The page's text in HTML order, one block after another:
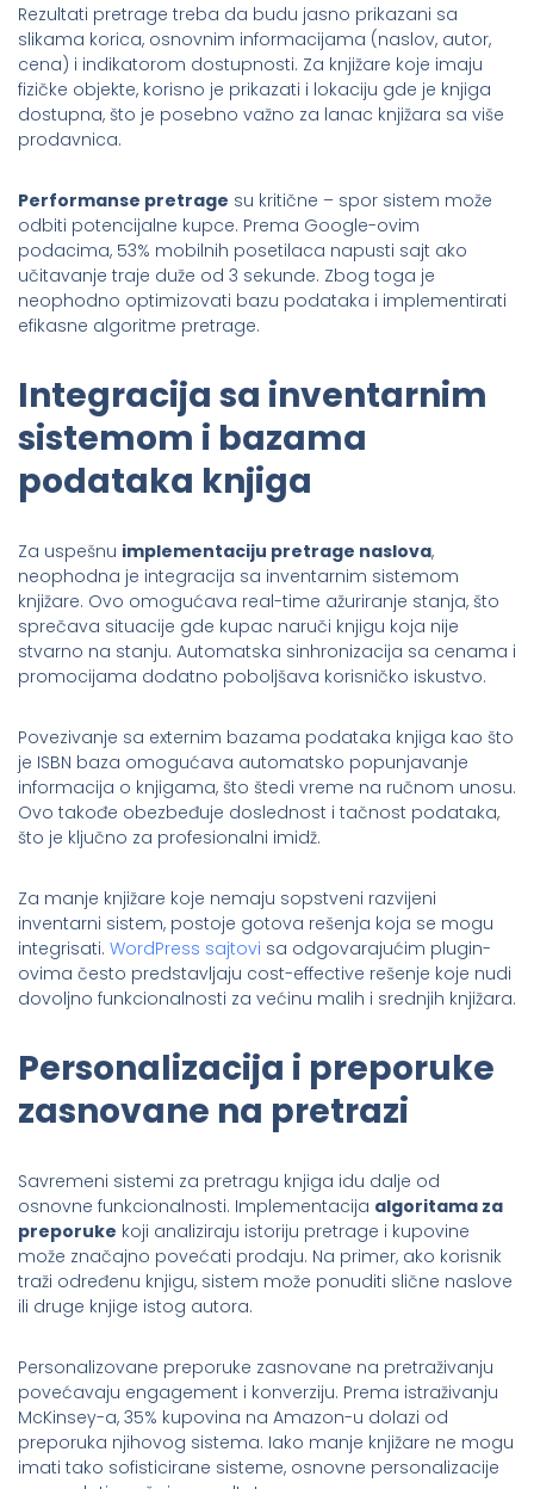
Rezultati pretrage treba da budu jasno prikazani sa
slikama korica, osnovnim informacijama (naslov, autor,
cena) i indikatorom dostupnosti. Za knjižare koje imaju
fizičke objekte, korisno je prikazati i lokaciju gde je knjiga
dostupna, što je posebno važno za lanac knjižara sa više
prodavnica.
Performanse pretrage su kritične – spor sistem može
odbiti potencijalne kupce. Prema Google-ovim
podacima, 53% mobilnih posetilaca napusti sajt ako
učitavanje traje duže od 3 sekunde. Zbog toga je
neophodno optimizovati bazu podataka i implementirati
efikasne algoritme pretrage.
Integracija sa inventarnim
sistemom i bazama
podataka knjiga
Za uspešnu implementaciju pretrage naslova,
neophodna je integracija sa inventarnim sistemom
knjižare. Ovo omogućava real-time ažuriranje stanja, što
sprečava situacije gde kupac naruči knjigu koja nije
stvarno na stanju. Automatska sinhronizacija sa cenama i
promocijama dodatno poboljšava korisničko iskustvo.
Povezivanje sa externim bazama podataka knjiga kao što
je ISBN baza omogućava automatsko popunjavanje
informacija o knjigama, što štedi vreme na ručnom unosu.
Ovo takođe obezbeđuje doslednost i tačnost podataka,
što je ključno za profesionalni imidž.
Za manje knjižare koje nemaju sopstveni razvijeni
inventarni sistem, postoje gotova rešenja koja se mogu
integrisati. WordPress sajtovi sa odgovarajućim plugin-
ovima često predstavljaju cost-effective rešenje koje nudi
dovoljno funkcionalnosti za većinu malih i srednjih knjižara.
Personalizacija i preporuke
zasnovane na pretrazi
Savremeni sistemi za pretragu knjiga idu dalje od
osnovne funkcionalnosti. Implementacija algoritama za
preporuke koji analiziraju istoriju pretrage i kupovine
može značajno povećati prodaju. Na primer, ako korisnik
traži određenu knjigu, sistem može ponuditi slične naslove
ili druge knjige istog autora.
Personalizovane preporuke zasnovane na pretraživanju
povećavaju engagement i konverziju. Prema istraživanju
McKinsey-a, 35% kupovina na Amazon-u dolazi od
preporuka njihovog sistema. Iako manje knjižare ne mogu
imati tako sofisticirane sisteme, osnovne personalizacije